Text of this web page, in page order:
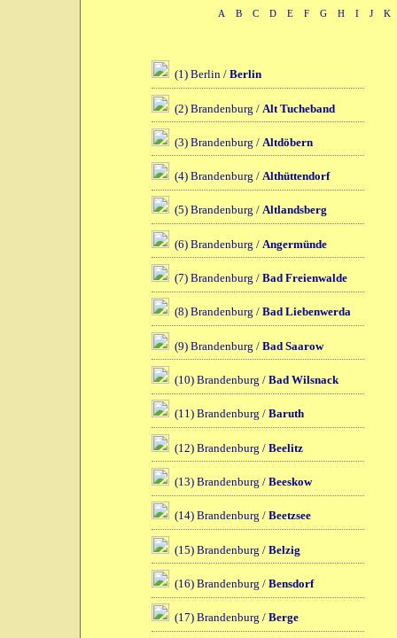
A B C D E F G H I J K
(1) Berlin / Berlin
(2) Brandenburg / Alt Tucheband
(3) Brandenburg / Altdöbern
(4) Brandenburg / Althüttendorf
(5) Brandenburg / Altlandsberg
(6) Brandenburg / Angermünde
(7) Brandenburg / Bad Freienwalde
(8) Brandenburg / Bad Liebenwerda
(9) Brandenburg / Bad Saarow
(10) Brandenburg / Bad Wilsnack
(11) Brandenburg / Baruth
(12) Brandenburg / Beelitz
(13) Brandenburg / Beeskow
(14) Brandenburg / Beetzsee
(15) Brandenburg / Belzig
(16) Brandenburg / Bensdorf
(17) Brandenburg / Berge